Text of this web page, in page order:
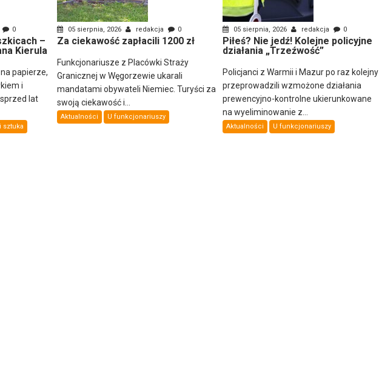
0
–
Kierula
papierze,
i
lat
sztuka
05 sierpnia, 2026 redakcja 0
Za ciekawość zapłacili 1200 zł
Funkcjonariusze z Placówki Straży
Granicznej w Węgorzewie ukarali
mandatami obywateli Niemiec. Turyści za
swoją ciekawość i...
Aktualności U funkcjonariuszy
05 sierpnia, 2026 redakcja 0
Piłeś? Nie jedź! Kolejne policyjne
działania „Trzeźwość”
Policjanci z Warmii i Mazur po raz kolejny
przeprowadzili wzmożone działania
prewencyjno-kontrolne ukierunkowane
na wyeliminowanie z...
Aktualności U funkcjonariuszy